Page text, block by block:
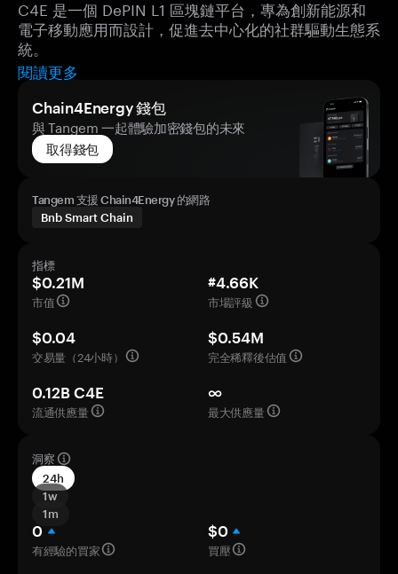
C4E 是一個 DePIN L1 區塊鏈平台，專為創新能源和
電子移動應用而設計，促進去中心化的社群驅動生態系
統。
閱讀更多
Chain4Energy 錢包
與 Tangem 一起體驗加密錢包的未來
取得錢包
Tangem 支援 Chain4Energy 的網路
Bnb Smart Chain
指標
$0.21M
市值
#4.66K
市場評級
$0.04
交易量（24小時）
$0.54M
完全稀釋後估值
0.12B C4E
流通供應量
∞
最大供應量
洞察
24h
1w
1m
0
有經驗的買家
$0
買壓